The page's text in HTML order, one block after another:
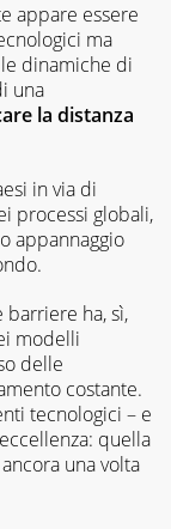
appare essere
ma
dinamiche di
una
la distanza
in via di
processi globali,
appannaggio
barriere ha, sì,
modelli
delle
costante.
tecnologici – e
quella
una volta